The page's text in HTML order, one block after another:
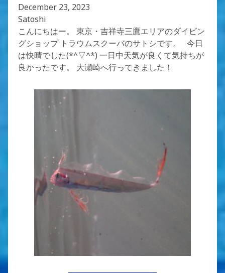
December 23, 2023
Satoshi
こんにちはー。 東京・吉祥寺三鷹エリアのダイビン
グショップ トラウムスクーバのサトシです。 今日
は快晴でした(*^▽^*) 一日中天気が良くて気持ちが
良かったです。 大瀬崎へ行ってきました！